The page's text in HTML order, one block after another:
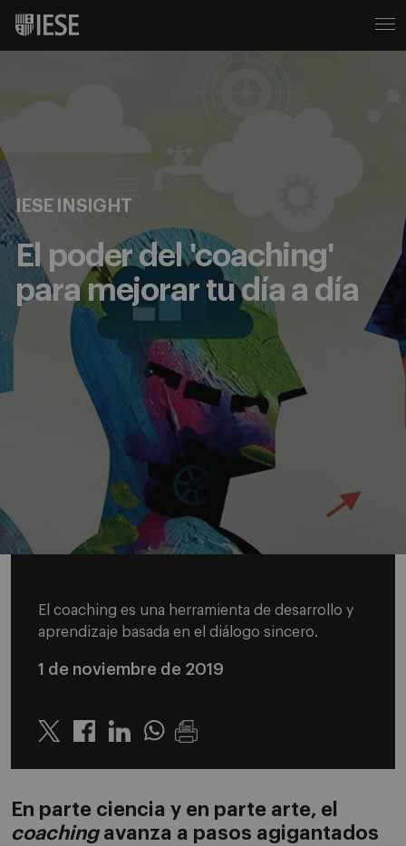
IESE INSIGHT
El poder del 'coaching'
para mejorar tu día a día
El coaching es una herramienta de desarrollo y
aprendizaje basada en el diálogo sincero.
1 de noviembre de 2019
Twitter LinkedinWhatsapp
En parte ciencia y en parte arte, el
coachingavanza a pasos agigantados